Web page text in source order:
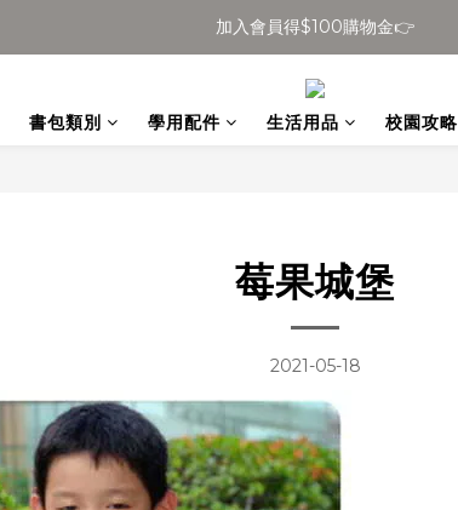
全館滿$699免運
加入會員得$100購物金👉
全館滿$699免運
書包類別 學用配件 生活用品 校園攻略
莓果城堡
2021-05-18